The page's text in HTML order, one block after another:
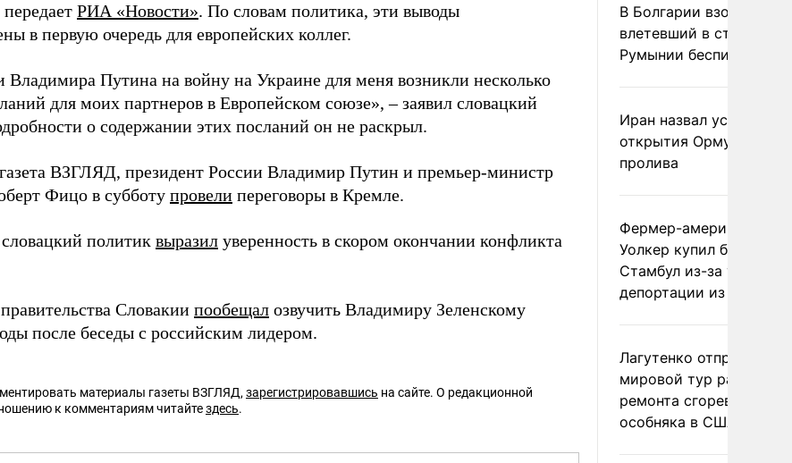
РИА «Новости». По словам политика, эти выводы
в первую очередь для европейских коллег.
Владимира Путина на войну на Украине для меня возникли несколько
для моих партнеров в Европейском союзе», – заявил словацкий
о содержании этих посланий он не раскрыл.
ВЗГЛЯД, президент России Владимир Путин и премьер-министр
Фицо в субботу провели переговоры в Кремле.
политик выразил уверенность в скором окончании конфликта
Словакии пообещал озвучить Владимиру Зеленскому
после беседы с российским лидером.
материалы газеты ВЗГЛЯД, зарегистрировавшись на сайте. О редакционной
к комментариям читайтездесь.
В Болгарии взорвался
влетевший в страну из
Румынии беспилотник
Иран назвал условие
открытия Ормузского
пролива
Фермер-американец
Уолкер купил билет в
Стамбул из-за угрозы
депортации из России
Лагутенко отправился в
мировой тур ради
ремонта сгоревшего
особняка в США